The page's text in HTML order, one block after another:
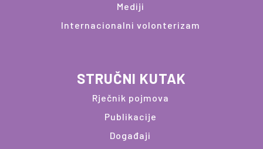
Mediji
Internacionalni volonterizam
STRUČNI KUTAK
Rječnik pojmova
Publikacije
Događaji